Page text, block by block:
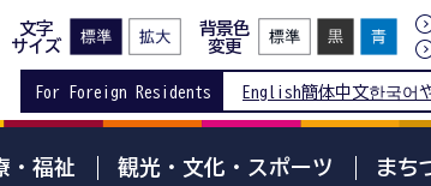
文字
サイズ
背景色
変更
For Foreign Residents English簡体中文한국어
・福祉 観光・文化・スポーツ まち